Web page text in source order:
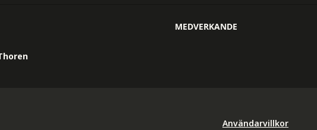
MEDVERKANDE
Användarvillkor